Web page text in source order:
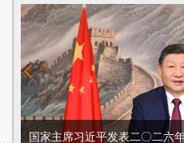
国家主席习近平发表二〇二六